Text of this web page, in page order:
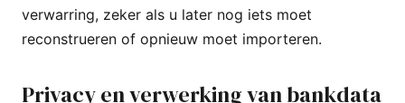
verwarring, zeker als u later nog iets moet
reconstrueren of opnieuw moet importeren.
Privacy en verwerking van bankdata